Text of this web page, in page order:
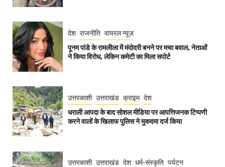
देश राजनीति वायरल न्यूज़
पूनम पांडे के रामलीला में मंदोदरी बनने पर मचा बवाल, नेताओं
ने किया विरोध, लेकिन कमेटी का मिला सपोर्ट
उत्तरकाशी उत्तराखंड क्राइम देश
धराली आपदा के बाद सोशल मीडिया पर आपत्तिजनक टिप्पणी
करने वालों के खिलाफ पुलिस ने मुकदमा दर्ज किया
उत्तरकाशी उत्तराखंड देश धर्म-संस्कृति पर्यटन